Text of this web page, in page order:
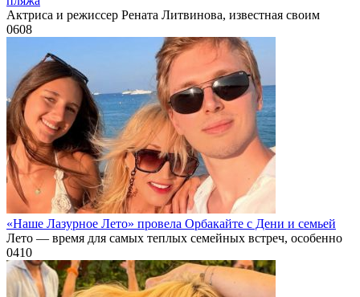
Актриса и режиссер Рената Литвинова, известная своим
0608
«Наше Лазурное Лето» провела Орбакайте с Дени и семьей
Лето — время для самых теплых семейных встреч, особенно
0410